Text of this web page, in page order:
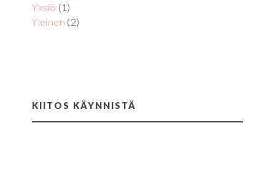
Yksiö (1)
Yleinen (2)
KIITOS KÄYNNISTÄ